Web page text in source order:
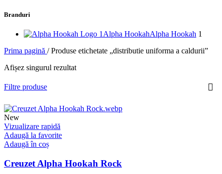
Branduri
Alpha HookahAlpha Hookah 1
Prima pagină / Produse etichetate „distributie uniforma a caldurii”
Afișez singurul rezultat
Filtre produse
New
Vizualizare rapidă
Adaugă la favorite
Adaugă în coș
Creuzet Alpha Hookah Rock